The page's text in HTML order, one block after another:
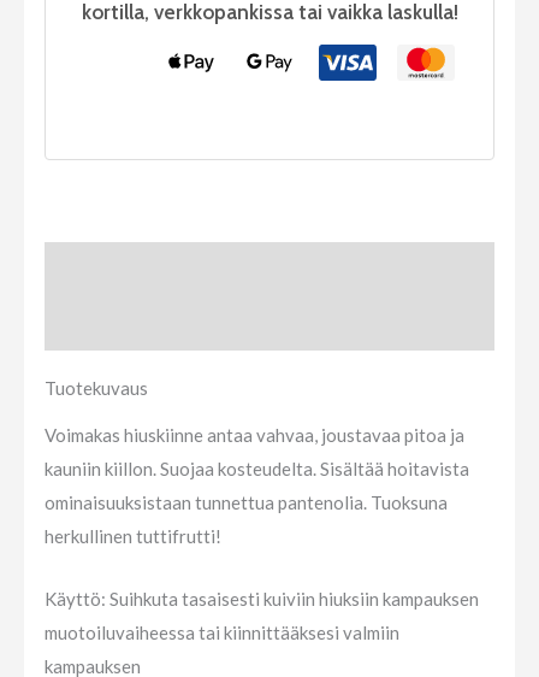
kortilla, verkkopankissa tai vaikka laskulla!
Tuotekuvaus
Voimakas hiuskiinne antaa vahvaa, joustavaa pitoa ja
kauniin kiillon. Suojaa kosteudelta. Sisältää hoitavista
ominaisuuksistaan tunnettua pantenolia. Tuoksuna
herkullinen tuttifrutti!
Käyttö: Suihkuta tasaisesti kuiviin hiuksiin kampauksen
muotoiluvaiheessa tai kiinnittääksesi valmiin
kampauksen